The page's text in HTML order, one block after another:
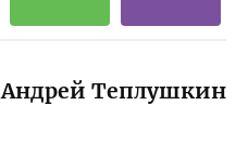
Андрей Теплушкин